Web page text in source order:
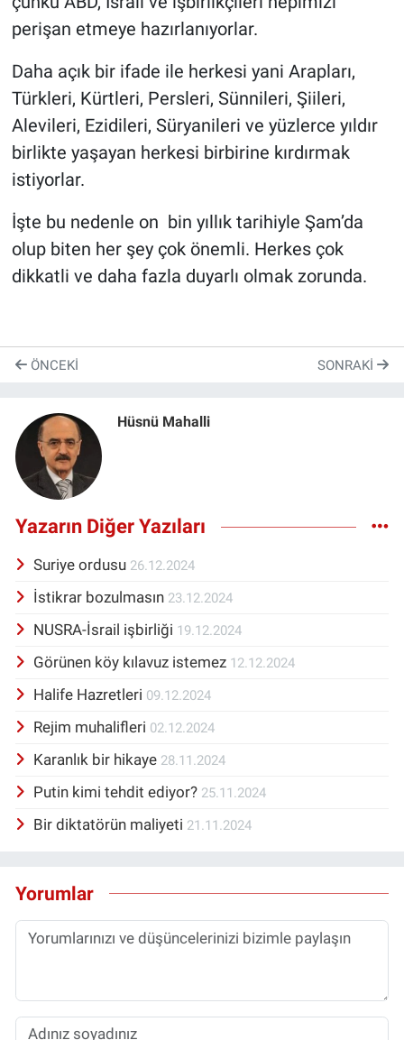
perişan etmeye hazırlanıyorlar.
Daha açık bir ifade ile herkesi yani Arapları,
Türkleri, Kürtleri, Persleri, Sünnileri, Şiileri,
Alevileri, Ezidileri, Süryanileri ve yüzlerce yıldır
birlikte yaşayan herkesi birbirine kırdırmak
istiyorlar.
İşte bu nedenle on bin yıllık tarihiyle Şam’da
olup biten her şey çok önemli. Herkes çok
dikkatli ve daha fazla duyarlı olmak zorunda.
ÖNCEKI SONRAKI
Hüsnü Mahalli
Yazarın Diğer Yazıları
Suriye ordusu 26.12.2024
İstikrar bozulmasın 23.12.2024
NUSRA-İsrail işbirliği 19.12.2024
Görünen köy kılavuz istemez 12.12.2024
Halife Hazretleri 09.12.2024
Rejim muhalifleri 02.12.2024
Karanlık bir hikaye 28.11.2024
Putin kimi tehdit ediyor? 25.11.2024
Bir diktatörün maliyeti 21.11.2024
Yorumlar